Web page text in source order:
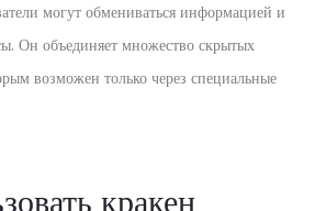
могут обмениваться информацией и
Он объединяет множество скрытых
возможен только через специальные